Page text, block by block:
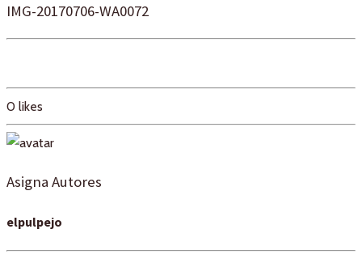
IMG-20170706-WA0072
0 likes
Asigna Autores
elpulpejo